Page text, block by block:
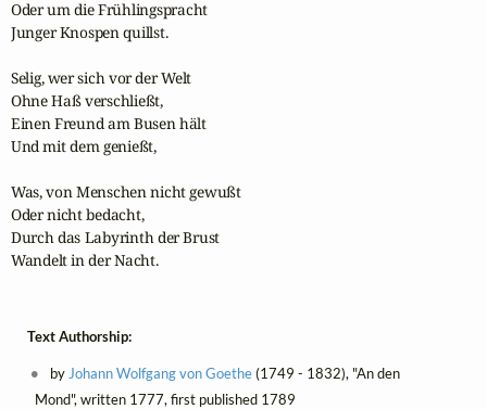
Oder um die Frühlingspracht
Junger Knospen quillst.
Selig, wer sich vor der Welt
Ohne Haß verschließt,
Einen Freund am Busen hält
Und mit dem genießt,
Was, von Menschen nicht gewußt
Oder nicht bedacht,
Durch das Labyrinth der Brust
Wandelt in der Nacht.
Text Authorship:
by Johann Wolfgang von Goethe(1749 - 1832), "An den
Mond", written 1777, first published 1789